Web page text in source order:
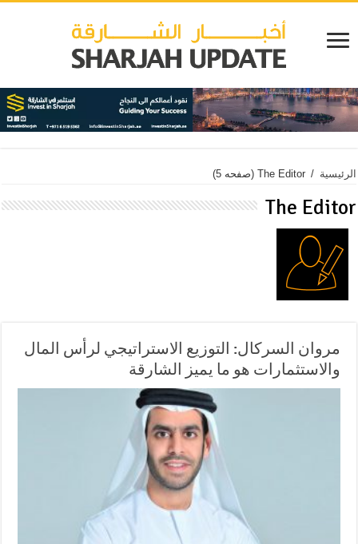
الرئيسية /
The Editor (صفحه 5)
The Editor
مروان السركال: التوزيع الاستراتيجي لرأس المال
والاستثمارات هو ما يميز الشارقة